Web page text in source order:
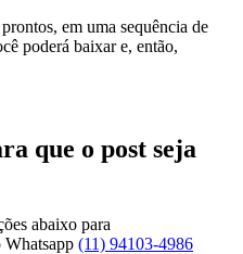
em uma sequência de
poderá baixar e, então,
que o post seja
abaixo para
(11) 94103-4986